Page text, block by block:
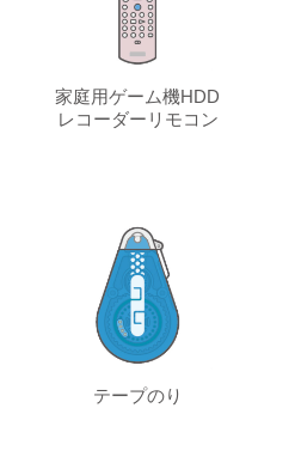
家庭用ゲーム機HDD
レコーダーリモコン
テープのり